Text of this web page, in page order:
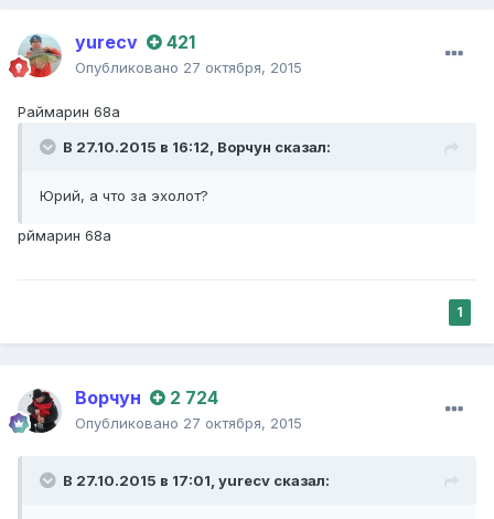
yurecv 421
Опубликовано 27 октября, 2015
Раймарин 68а
В 27.10.2015 в 16:12, Ворчун сказал:
Юрий, а что за эхолот?
рймарин 68а
1
Ворчун 2 724
Опубликовано 27 октября, 2015
В 27.10.2015 в 17:01, yurecv сказал: